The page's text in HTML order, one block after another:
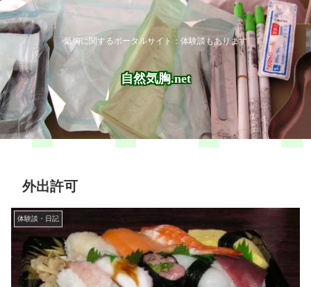
気胸に関するポータルサイト：体験談もあります
自然気胸.net
外出許可
体験談・日記